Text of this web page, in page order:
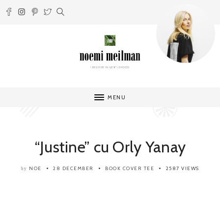
MENU
“Justine” cu Orly Yanay
by NOE 28 DECEMBER BOOK COVER TEE 2587 VIEWS